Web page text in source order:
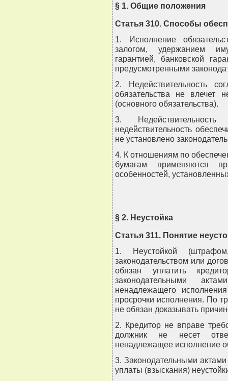
§ 1. Общие положения
Статья 310. Способы
1. Исполнение
залогом, удержанием
гарантией, банковской
предусмотренными
2. Недействительность
обязательства не влечет
(основного обязательства).
3.
недействительность
не установлено
4. К отношениям по
бумагам применяются
особенностей,
§ 2. Неустойка
Статья 311. Понятие
1. Неустойкой
законодательством или
обязан уплатить
законодательными
ненадлежащего
просрочки исполнения. По
не обязан доказывать
2. Кредитор не вправе
должник не несет
ненадлежащее исполнение
3. Законодательными
уплаты (взыскания)